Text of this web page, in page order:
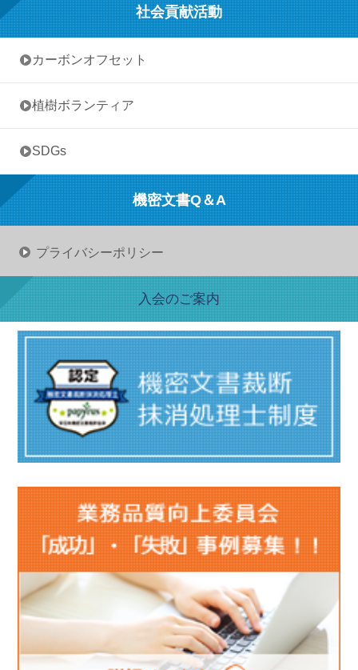
社会貢献活動
• カーボンオフセット
• 植樹ボランティア
• SDGs
機密文書Q＆A
プライバシーポリシー
入会のご案内